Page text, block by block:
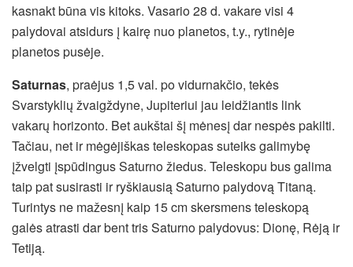
kasnakt būna vis kitoks. Vasario 28 d. vakare visi 4
palydovai atsidurs į kairę nuo planetos, t.y., rytinėje
planetos pusėje.
Saturnas, praėjus 1,5 val. po vidurnakčio, tekės
Svarstyklių žvaigždyne, Jupiteriui jau leidžiantis link
vakarų horizonto. Bet aukštai šį mėnesį dar nespės pakilti.
Tačiau, net ir mėgėjiškas teleskopas suteiks galimybę
įžvelgti įspūdingus Saturno žiedus. Teleskopu bus galima
taip pat susirasti ir ryškiausią Saturno palydovą Titaną.
Turintys ne mažesnį kaip 15 cm skersmens teleskopą
galės atrasti dar bent tris Saturno palydovus: Dionę, Rėją ir
Tetiją.